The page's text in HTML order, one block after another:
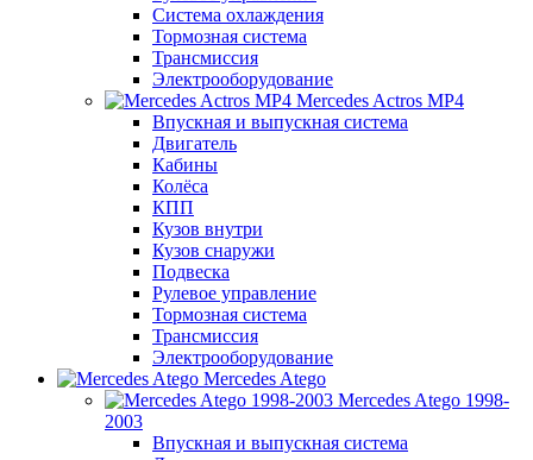
Система охлаждения
Тормозная система
Трансмиссия
Электрооборудование
Mercedes Actros MP4
Впускная и выпускная система
Двигатель
Кабины
Колёса
КПП
Кузов внутри
Кузов снаружи
Подвеска
Рулевое управление
Тормозная система
Трансмиссия
Электрооборудование
Mercedes Atego
Mercedes Atego 1998-
2003
Впускная и выпускная система